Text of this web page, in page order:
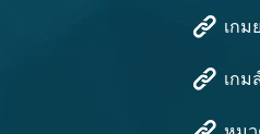
เกม
เกม